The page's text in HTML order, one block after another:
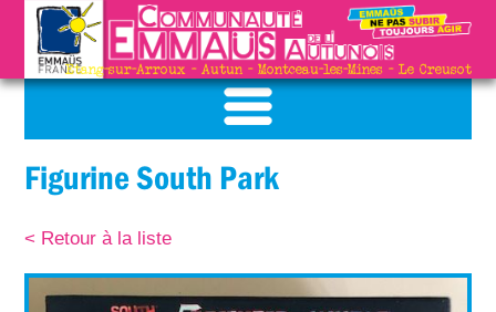
Etang-sur-Arroux - Autun - Montceau-les-Mines - Le Creusot
Figurine South Park
< Retour à la liste